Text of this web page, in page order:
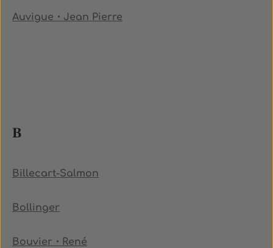
Auvigue・Jean Pierre
B
Billecart-Salmon
Bollinger
Bouvier・René